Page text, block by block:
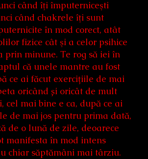
când îţi împuterniceşti
când chakrele îţi sunt
în mod corect, atât
fizice cât şi a celor psihice
prin minune. Te rog să iei în
că unele mantre au fost
ce ai făcut exercițiile de mai
oricând și oricât de mult
cel mai bine e ca, după ce ai
de mai jos pentru prima dată,
de o lună de zile, deoarece
manifesta în mod intens
chiar săptămâni mai târziu.